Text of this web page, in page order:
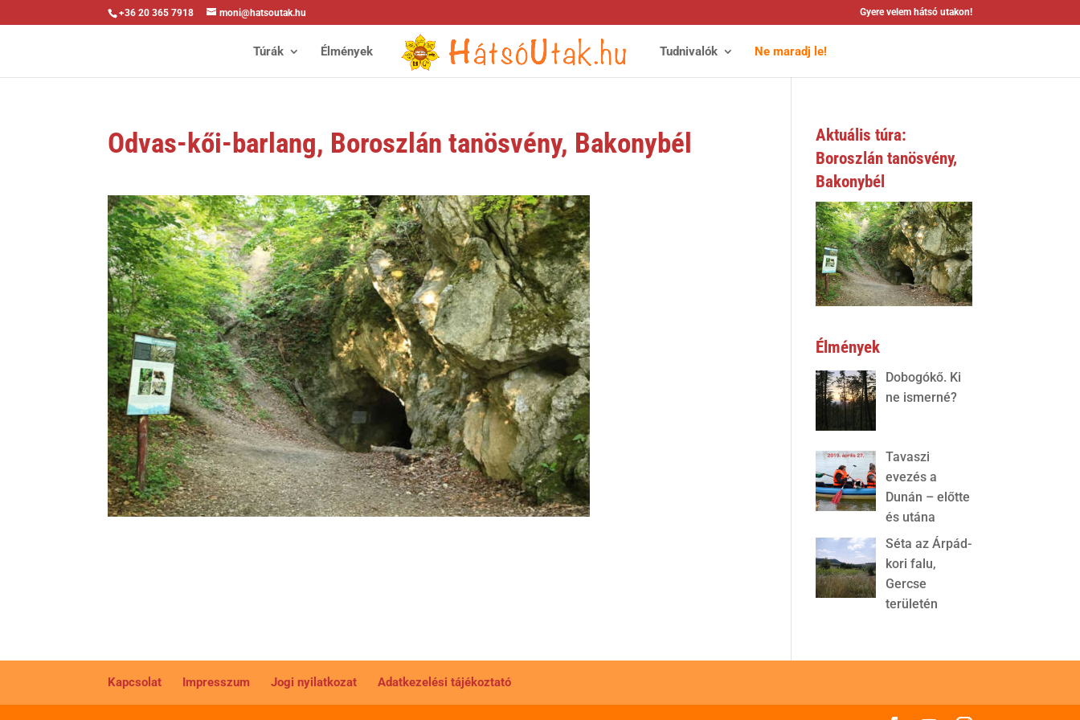
+36 20 365 7918 moni@hatsoutak.hu Gyere velem hátsó utakon!
Túrák Élmények Tudnivalók Ne maradj le!
Odvas-kői-barlang, Boroszlán tanösvény, Bakonybél
Aktuális túra:
Boroszlán tanösvény,
Bakonybél
Élmények
Dobogókő. Ki
ne ismerné?
Tavaszi
evezés a
Dunán – előtte
és utána
Séta az Árpád-
kori falu,
Gercse
területén
Kapcsolat Impresszum Jogi nyilatkozat Adatkezelési tájékoztató